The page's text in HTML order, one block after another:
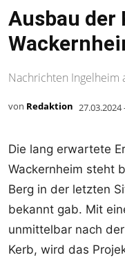
Ausbau der
Nachrichten Ingelheim
von Redaktion 27.03.2024
Die lang erwartete
Wackernheim steht
Berg in der letzten
bekannt gab. Mit
unmittelbar nach
Kerb, wird das